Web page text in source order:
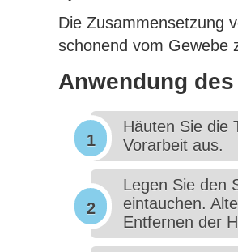
Die Zusammensetzung
schonend vom Gewebe
Anwendung
Häuten Sie die
Vorarbeit aus.
Legen Sie den
eintauchen.
Entfernen der